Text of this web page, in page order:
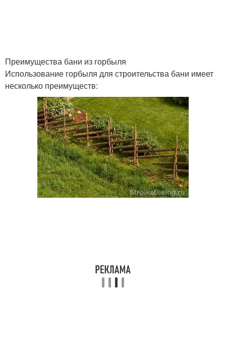
Преимущества бани из горбыля
Использование горбыля для строительства бани имеет
несколько преимуществ: